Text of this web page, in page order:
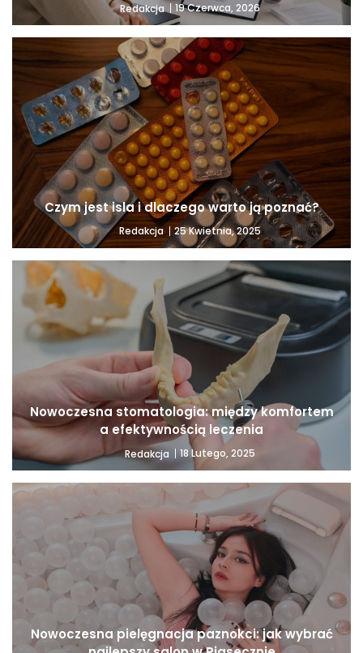
Redakcja 19 Czerwca, 2026
Czym jest isla i dlaczego warto ją poznać?
Redakcja 25 Kwietnia, 2025
Nowoczesna stomatologia: między komfortem
a efektywnością leczenia
Redakcja 18 Lutego, 2025
Nowoczesna pielęgnacja paznokci: jak wybrać